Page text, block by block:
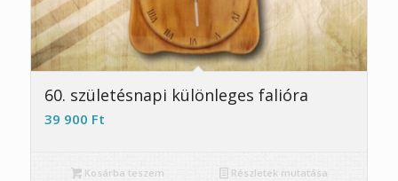
5.00
60. születésnapi különleges falióra
39 900 Ft
Kosárba teszem Részletek mutatása